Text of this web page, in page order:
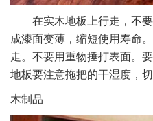
在实木地板上行走，不要
成漆面变薄，缩短使用寿命
走。不要用重物捶打表面。
地板要注意拖把的干湿度，
木制品